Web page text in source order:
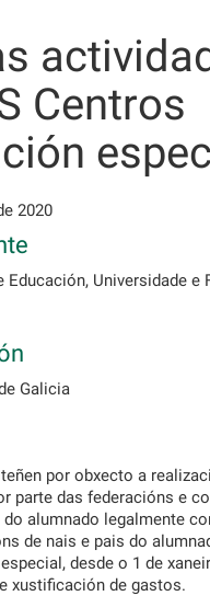
Centros
2020
Educación, Universidade e
Galicia
por obxecto a
parte das federacións e
do alumnado legalmente
de nais e pais do
desde o 1 de
xustificación de gastos.